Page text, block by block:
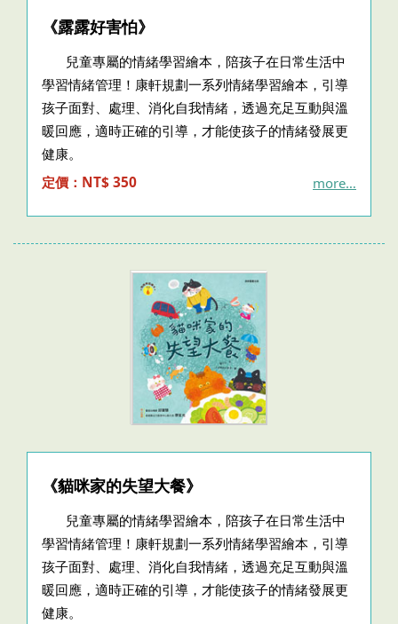
《露露好害怕》
兒童專屬的情緒學習繪本，陪孩子在日常生活中
學習情緒管理！康軒規劃一系列情緒學習繪本，引導
孩子面對、處理、消化自我情緒，透過充足互動與溫
暖回應，適時正確的引導，才能使孩子的情緒發展更
健康。
定價：NT$ 350 more…
《貓咪家的失望大餐》
兒童專屬的情緒學習繪本，陪孩子在日常生活中
學習情緒管理！康軒規劃一系列情緒學習繪本，引導
孩子面對、處理、消化自我情緒，透過充足互動與溫
暖回應，適時正確的引導，才能使孩子的情緒發展更
健康。